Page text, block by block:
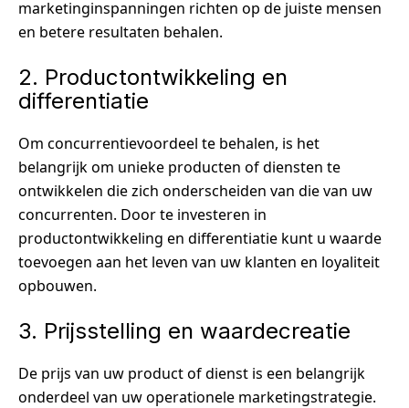
marketinginspanningen richten op de juiste mensen
en betere resultaten behalen.
2. Productontwikkeling en
differentiatie
Om concurrentievoordeel te behalen, is het
belangrijk om unieke producten of diensten te
ontwikkelen die zich onderscheiden van die van uw
concurrenten. Door te investeren in
productontwikkeling en differentiatie kunt u waarde
toevoegen aan het leven van uw klanten en loyaliteit
opbouwen.
3. Prijsstelling en waardecreatie
De prijs van uw product of dienst is een belangrijk
onderdeel van uw operationele marketingstrategie.